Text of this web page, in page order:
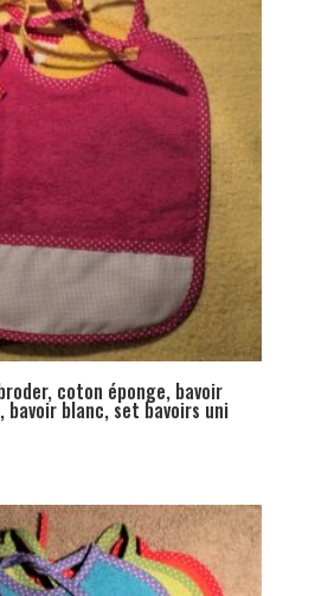
coton éponge, bavoir
bavoir blanc, set bavoirs uni